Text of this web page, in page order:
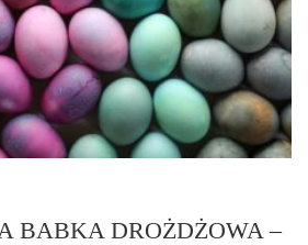
BABKA DROŻDŻOWA –